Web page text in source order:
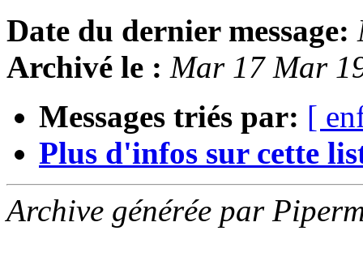
Date du dernier message:
Archivé le : Mar 17 Mar
Messages triés par: [
Plus d'infos sur cette
Archive générée par